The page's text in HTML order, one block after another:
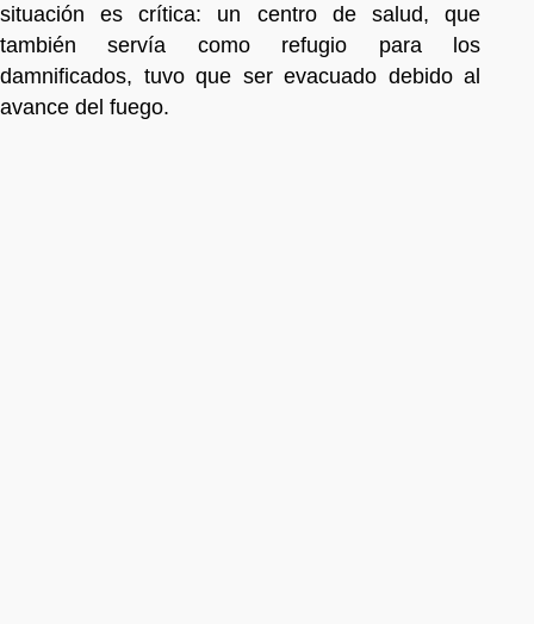
situación es crítica: un centro de salud, que
también servía como refugio para los
damnificados, tuvo que ser evacuado debido al
avance del fuego.